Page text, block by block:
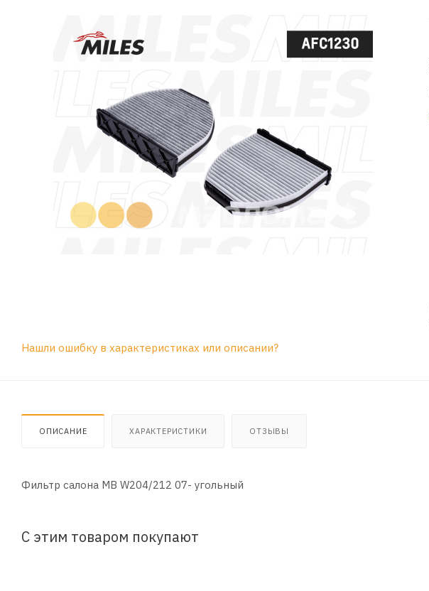
Нашли ошибку в характеристиках или описании?
ОПИСАНИЕ ХАРАКТЕРИСТИКИ ОТЗЫВЫ
Фильтр салона MB W204/212 07- угольный
С этим товаром покупают